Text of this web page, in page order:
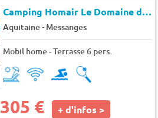
Camping Homair Le Domaine de la Marina
Aquitaine- Messanges
Mobil home - Terrasse 6 pers.
305 € + d'infos >